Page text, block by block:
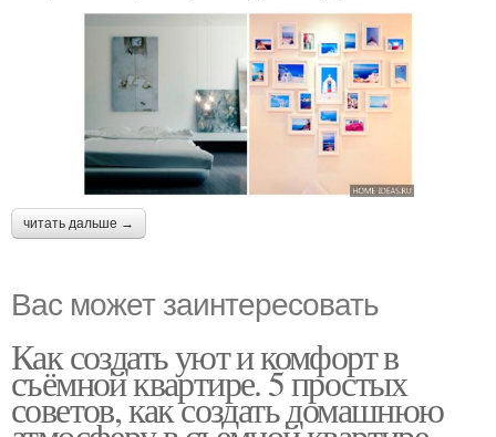
читать дальше →
Вас может заинтересовать
Как создать уют и комфорт в
съёмной квартире. 5 простых
советов, как создать домашнюю